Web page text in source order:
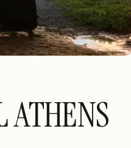
ATHENS